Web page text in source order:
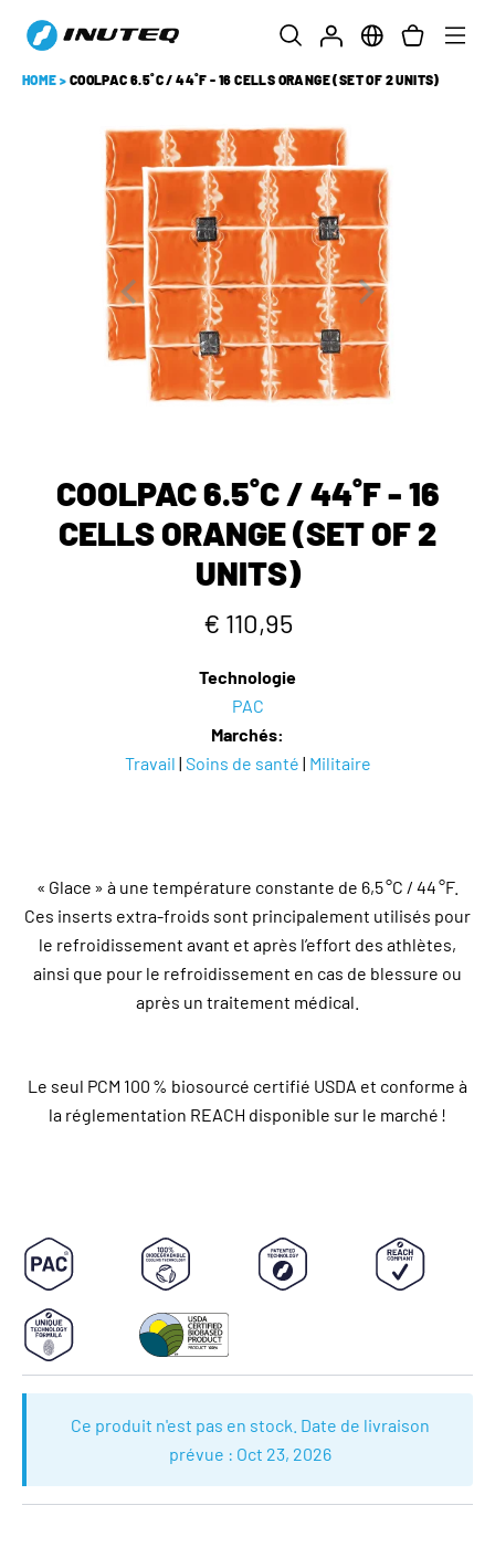
HOME > COOLPAC 6.5˚C / 44˚F - 16 CELLS ORANGE (SET OF 2 UNITS)
COOLPAC 6.5˚C / 44˚F - 16
CELLS ORANGE (SET OF 2
UNITS)
€ 110,95
Technologie
PAC
Marchés:
Travail | Soins de santé | Militaire
« Glace » à une température constante de 6,5 °C / 44 °F.
Ces inserts extra-froids sont principalement utilisés pour
le refroidissement avant et après l’effort des athlètes,
ainsi que pour le refroidissement en cas de blessure ou
après un traitement médical.
Le seul PCM 100 % biosourcé certifié USDA et conforme à
la réglementation REACH disponible sur le marché !
Ce produit n'est pas en stock. Date de livraison
prévue : Oct 23, 2026